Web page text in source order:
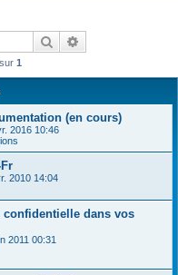
r
Rechercher
sur 1
(en cours)
2016 10:46
2010 14:04
confidentielle dans vos
2011 00:31